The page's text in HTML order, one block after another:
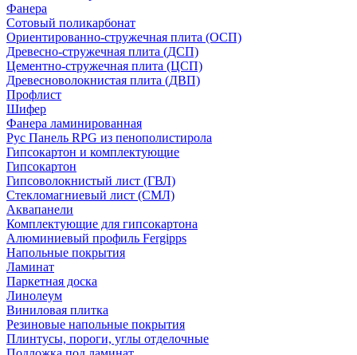
Фанера
Сотовый поликарбонат
Ориентированно-стружечная плита (ОСП)
Древесно-стружечная плита (ДСП)
Цементно-стружечная плита (ЦСП)
Древесноволокнистая плита (ДВП)
Профлист
Шифер
Фанера ламинированная
Рус Панель RPG из пенополистирола
Гипсокартон и комплектующие
Гипсокартон
Гипсоволокнистый лист (ГВЛ)
Стекломагниевый лист (СМЛ)
Аквапанели
Комплектующие для гипсокартона
Алюминиевый профиль Fergipps
Напольные покрытия
Ламинат
Паркетная доска
Линолеум
Виниловая плитка
Резиновые напольные покрытия
Плинтусы, пороги, углы отделочные